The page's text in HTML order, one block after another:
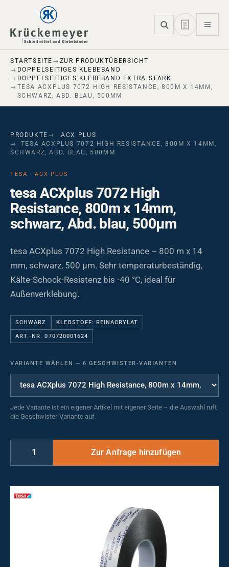
Skip to main navigation
Skip to main content
Skip to page footer
STARTSEITE
ZUR PRODUKTÜBERSICHT
DOPPELSEITIGES KLEBEBAND
DOPPELSEITIGES KLEBEBAND EXTRA STARK
TESA ACXPLUS 7072 HIGH RESISTANCE, 800M X 14MM,
SCHWARZ, ABD. BLAU, 500ΜM
PRODUKTE
ACX PLUS
TESA ACXPLUS 7072 HIGH RESISTANCE, 800M X 14MM,
SCHWARZ, ABD. BLAU, 500ΜM
TESA · ACX PLUS
tesa ACXplus 7072 High
Resistance, 800m x 14mm,
schwarz, Abd. blau, 500µm
tesa ACXplus 7072 High Resistance – 800 m x 14
mm, schwarz, 500 µm. Sehr temperaturbeständig,
Kälte-Schock-Resistenz bis -40 °C, ideal für
Außenverklebung.
SCHWARZ KLEBSTOFF: REINACRYLAT
ART.-NR. 070720001624
VARIANTE WÄHLEN — 6 GESCHWISTER-VARIANTEN
Jede Variante ist ein eigener Artikel mit eigener Seite – die Auswahl ruft
die Geschwister-Variante auf.